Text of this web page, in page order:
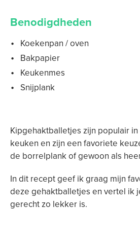
Benodigdheden
Koekenpan / oven
Bakpapier
Keukenmes
Snijplank
Kipgehaktballetjes zijn populair
keuken en zijn een favoriete
de borrelplank of gewoon als
In dit recept geef ik graag mijn
deze gehaktballetjes en vertel ik
gerecht zo lekker is.